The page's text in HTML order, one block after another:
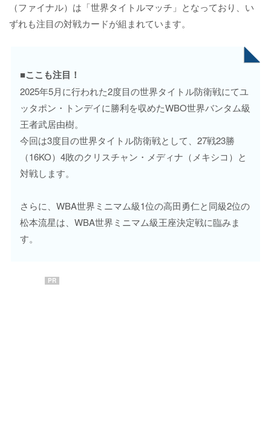
（ファイナル）は「世界タイトルマッチ」となっており、い
ずれも注目の対戦カードが組まれています。
■ここも注目！
2025年5月に行われた2度目の世界タイトル防衛戦にてユ
ッタポン・トンデイに勝利を収めたWBO世界バンタム級
王者武居由樹。
今回は3度目の世界タイトル防衛戦として、27戦23勝
（16KO）4敗のクリスチャン・メディナ（メキシコ）と
対戦します。
さらに、WBA世界ミニマム級1位の高田勇仁と同級2位の
松本流星は、WBA世界ミニマム級王座決定戦に臨みま
す。
PR